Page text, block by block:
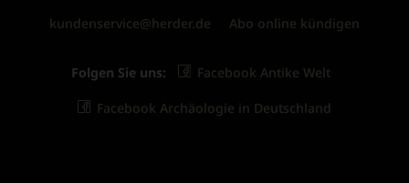
kundenservice@herder.de
Abo online kündigen
Folgen Sie uns: Facebook Antike Welt
Facebook Archäologie in Deutschland